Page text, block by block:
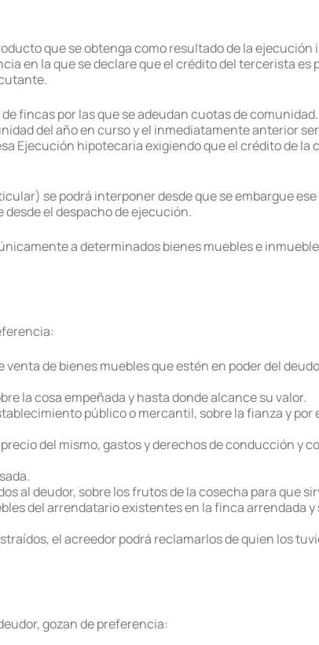
que se obtenga como resultado de la
en la que se declare que el crédito del tercerista es
fincas por las que se adeudan cuotas de
del año en curso y el inmediatamente anterior
Ejecución hipotecaria exigiendo que el crédito de la
se podrá interponer desde que se embargue
el despacho de ejecución.
a determinados bienes muebles e
de bienes muebles que estén en poder del
la cosa empeñada y hasta donde alcance su valor.
público o mercantil, sobre la fianza y por
del mismo, gastos y derechos de conducción y
al deudor, sobre los frutos de la cosecha para que
del arrendatario existentes en la finca arrendada
el acreedor podrá reclamarlos de quien los
gozan de preferencia: